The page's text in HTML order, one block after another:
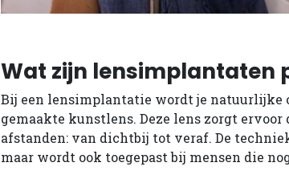
Wat zijn lensimplantaten
Bij een lensimplantatie wordt je natuurlijke
gemaakte kunstlens. Deze lens zorgt
afstanden: van dichtbij tot veraf. De
maar wordt ook toegepast bij mensen die